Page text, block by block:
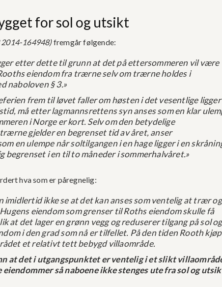
for sol og utsikt
2014-164948)fremgår følgende:
etter dette til grunn at det på ettersommeren vil være
eiendom fra trærne selv om trærne holdes i
naboloven § 3.»
frem til løvet faller om høsten i det vesentlige ligger
må etter lagmannsrettens syn anses som en klar
i Norge er kort. Selv om den betydelige
gjelder en begrenset tid av året, anser
en ulempe når soltilgangen i en hage ligger i en
begrenset i en til to måneder i sommerhalvåret.»
hva som er påregnelig:
imidlertid ikke se at det kan anses som ventelig at trær og
eiendom som grenser til Roths eiendom skulle få
at det lager en grønn vegg og reduserer tilgang på sol og
i den grad som nå er tilfellet. På den tiden Rooth
et relativt tett bebygd villaområde.
at det i utgangspunktet er ventelig i et slikt
så naboene ikke stenges ute fra sol og